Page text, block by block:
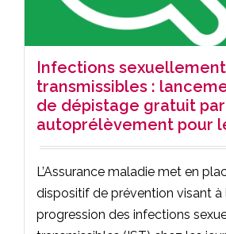
Infections sexuellement
transmissibles :
de dépistage gratuit par
autoprélèvement pour
L’Assurance maladie met en
dispositif de prévention visant à
progression des infections